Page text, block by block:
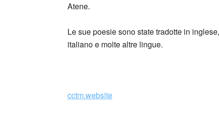
Atene.
Le sue poesie sono state tradotte in
italiano e molte altre lingue.
cctm.website